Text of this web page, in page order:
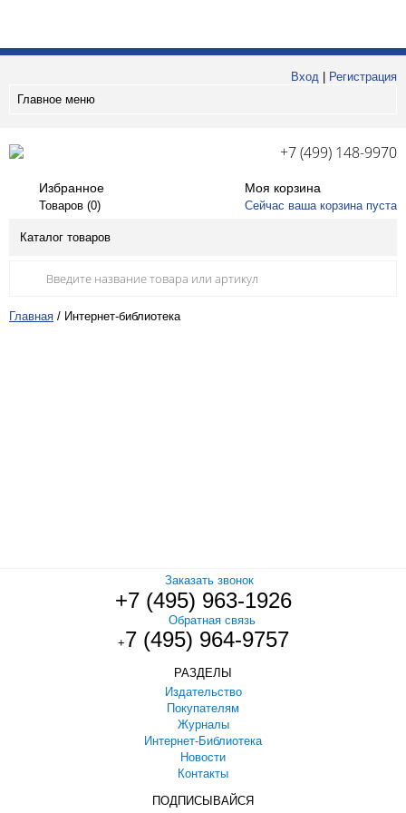
Вход
Регистрация
Главное меню
+7 (499) 148-9970
Избранное
Товаров (0)
Моя корзина
Сейчас ваша корзина пуста
Каталог товаров
Главная / Интернет-библиотека
Заказать звонок
+7 (495) 963-1926
Обратная связь
+7 (495) 964-9757
РАЗДЕЛЫ
Издательство
Покупателям
Журналы
Интернет-Библиотека
Новости
Контакты
ПОДПИСЫВАЙСЯ